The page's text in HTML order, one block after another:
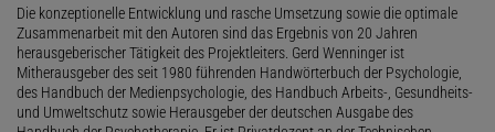
Die konzeptionelle Entwicklung und rasche Umsetzung sowie die optimale
Zusammenarbeit mit den Autoren sind das Ergebnis von 20 Jahren
herausgeberischer Tätigkeit des Projektleiters. Gerd Wenninger ist
Mitherausgeber des seit 1980 führenden Handwörterbuch der Psychologie,
des Handbuch der Medienpsychologie, des Handbuch Arbeits-, Gesundheits-
und Umweltschutz sowie Herausgeber der deutschen Ausgabe des